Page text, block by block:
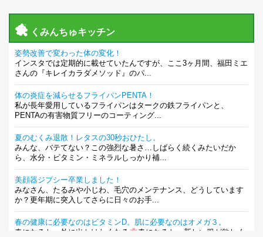
くみんちゅキッチン
姿勢改善で変わった体の変化！
インスタでは定期的に載せていたんですが、ここ3ヶ月間、福田ミエ
さんの『キレイカラダメソッド』のパ...
体の炎症を減らせるフライパンPENTA！
私が長年愛用しているフライパンはタークの鉄フライパンと、
PENTAの有害物質フリーのコーティング...
夏のむくみ退散！レタスの30秒おひたし。
みんな、バテてない？この強烈な暑さ…しばらく続くみたいだか
ら、水分・ビタミン・ミネラルしっかり補...
美顔器ジプシー卒業しました！
みなさん、たるみや小じわ、毛穴のメンテナンス、どうしています
か？更年期に突入してさらに日々のお手...
春の健康に必要なのはビタミンD。肌に必要なのはオメガ３。
春になると、外に出かけたくなる
春になると、新しい服が欲しく